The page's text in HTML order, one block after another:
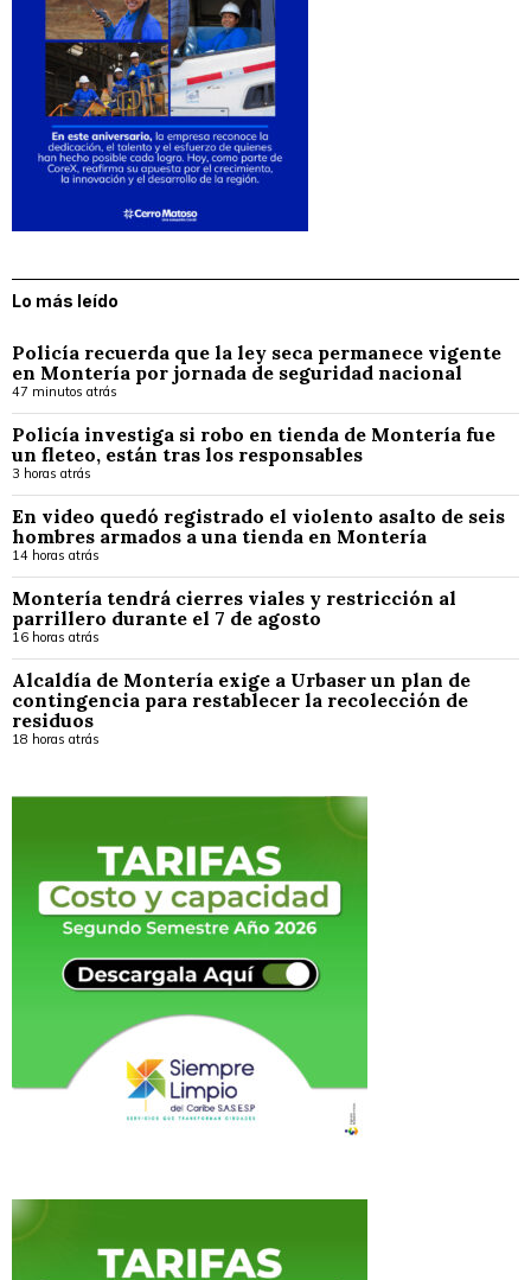
Lo más leído
Policía recuerda que la ley seca permanece vigente
en Montería por jornada de seguridad nacional
47 minutos atrás
Policía investiga si robo en tienda de Montería fue
un fleteo, están tras los responsables
3 horas atrás
En video quedó registrado el violento asalto de seis
hombres armados a una tienda en Montería
14 horas atrás
Montería tendrá cierres viales y restricción al
parrillero durante el 7 de agosto
16 horas atrás
Alcaldía de Montería exige a Urbaser un plan de
contingencia para restablecer la recolección de
residuos
18 horas atrás